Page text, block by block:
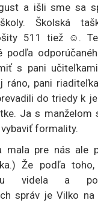
a išli sme sa
Školská
511 tiež ☺️.
podľa
s pani
ráno, pani
do triedy k
Ja s manželom
formality.
mala pre nás ale
Že podľa
videla a
správ je Vilko